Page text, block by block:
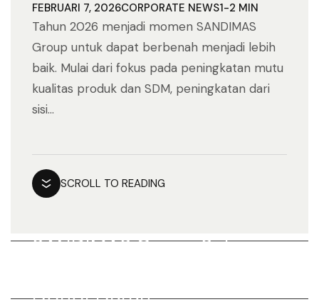
FEBRUARI 7, 2026CORPORATE NEWS1-2 MIN
Tahun 2026 menjadi momen SANDIMAS
Group untuk dapat berbenah menjadi lebih
baik. Mulai dari fokus pada peningkatan mutu
kualitas produk dan SDM, peningkatan dari
sisi...
SCROLL TO READING
SANDIMAS Group Sukses
Donor Darah